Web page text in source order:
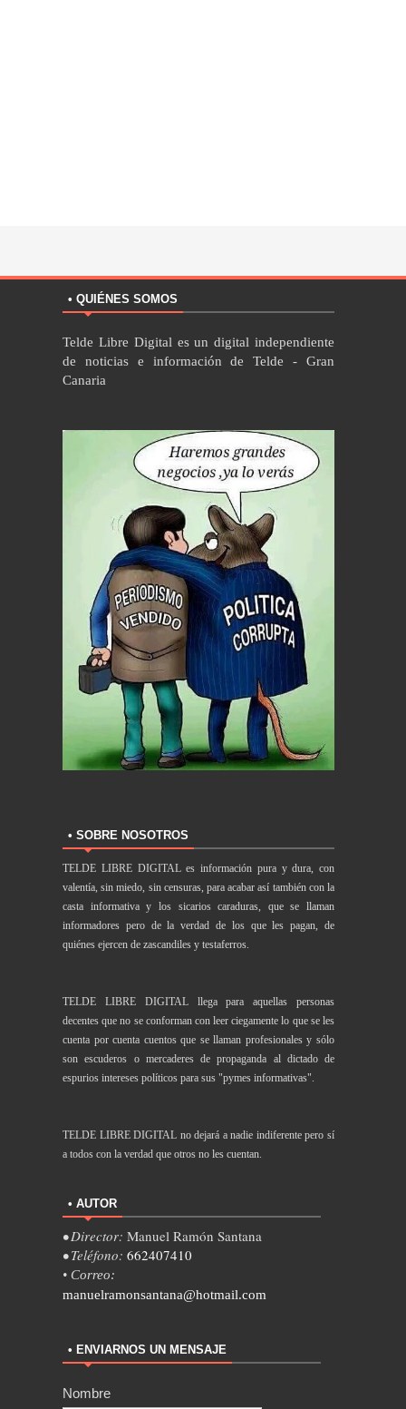
• QUIÉNES SOMOS
Telde Libre Digital es un digital independiente
de noticias e información de Telde - Gran
Canaria
• SOBRE NOSOTROS
TELDE LIBRE DIGITAL es información pura y dura, con
valentía, sin miedo, sin censuras, para acabar así también con la
casta informativa y los sicarios caraduras, que se llaman
informadores pero de la verdad de los que les pagan, de
quiénes ejercen de zascandiles y testaferros.
TELDE LIBRE DIGITAL llega para aquellas personas
decentes que no se conforman con leer ciegamente lo que se les
cuenta por cuenta cuentos que se llaman profesionales y sólo
son escuderos o mercaderes de propaganda al dictado de
espurios intereses políticos para sus "pymes informativas".
TELDE LIBRE DIGITAL no dejará a nadie indiferente pero sí
a todos con la verdad que otros no les cuentan.
• AUTOR
• Director: Manuel Ramón Santana
• Teléfono: 662407410
• Correo:
manuelramonsantana@hotmail.com
• ENVIARNOS UN MENSAJE
Nombre